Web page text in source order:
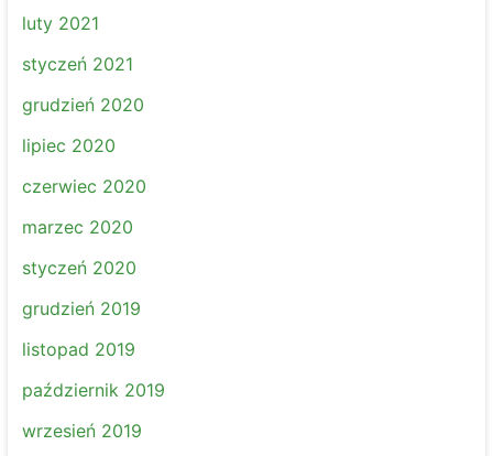
luty 2021
styczeń 2021
grudzień 2020
lipiec 2020
czerwiec 2020
marzec 2020
styczeń 2020
grudzień 2019
listopad 2019
październik 2019
wrzesień 2019